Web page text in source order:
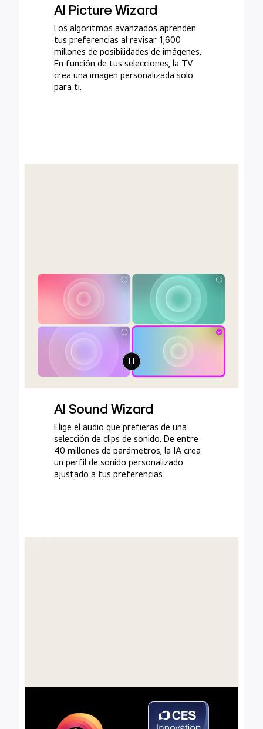
AI Picture Wizard
Los algoritmos avanzados aprenden
tus preferencias al revisar 1,600
millones de posibilidades de imágenes.
En función de tus selecciones, la TV
crea una imagen personalizada solo
para ti.
AI Sound Wizard
Elige el audio que prefieras de una
selección de clips de sonido. De entre
40 millones de parámetros, la IA crea
un perfil de sonido personalizado
ajustado a tus preferencias.